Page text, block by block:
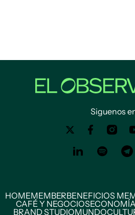
Siguenos
HOMEMEMBERBENEFICIOS
CAFÉ Y NEGOCIOS
BRAND STUDIOMUNDO